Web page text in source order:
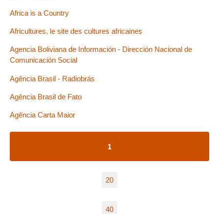
Africa is a Country
Africultures, le site des cultures africaines
Agencia Boliviana de Información - Dirección Nacional de
Comunicación Social
Agência Brasil - Radiobrás
Agência Brasil de Fato
Agência Carta Maior
1
20
40